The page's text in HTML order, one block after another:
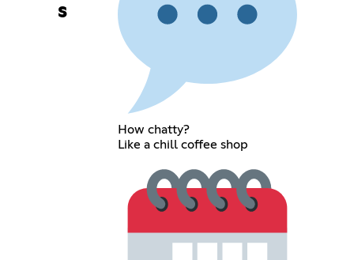
s
How chatty?
Like a chill coffee shop